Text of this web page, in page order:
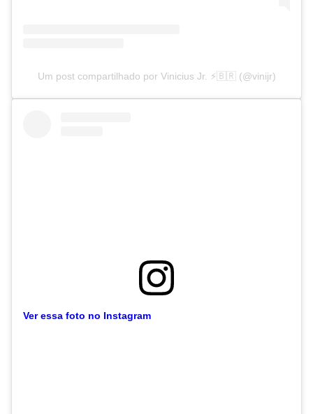
Um post compartilhado por Vinicius Jr. ⚡️🇧🇷 (@vinijr)
Ver essa foto no Instagram